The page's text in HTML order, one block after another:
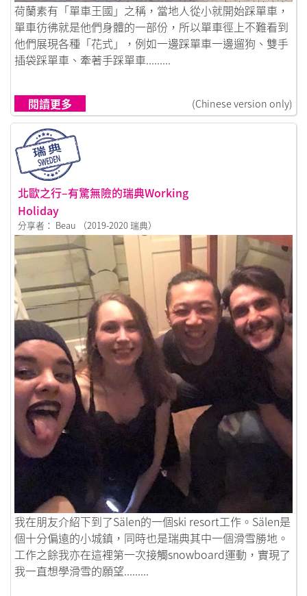
鏈接到白老鼠闖關荷蘭
荷蘭素有「單車王國」之稱，當地人從小就開始踩單車，
單車彷彿就是他們身體的一部份，所以單車徑上不難看到
他們展現各種「花式」，例如一邊踩單車一邊遛狗、雙手
插袋踩單車、牽著手踩單車.........
閱讀更多 (Chinese version only)
北歐之行–有驚無險的瑞典Working
Holiday
分享者： Beau （2019-2020 瑞典）
鏈接到北歐之行–有驚無險的瑞典Working Holiday
我在朋友介紹下到了Sälen的一個ski resort工作。Sälen是
個十分偏遠的小城鎮，同時也是瑞典其中一個滑雪勝地。
工作之餘我亦在這裡第一次接觸snowboard運動，實現了
我一直想學滑雪的願望.........